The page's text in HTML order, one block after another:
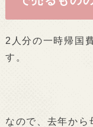
2人分の一時帰国
す。
なので、去年から